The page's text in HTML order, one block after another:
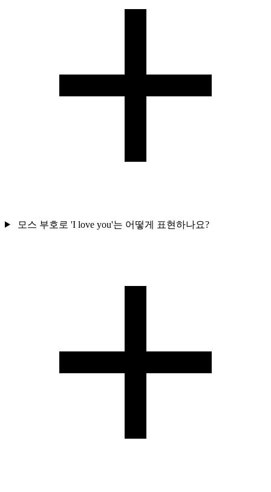
모스 부호로 'I love you'는 어떻게 표현하나요?